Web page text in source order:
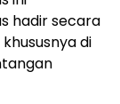
hadir secara
di